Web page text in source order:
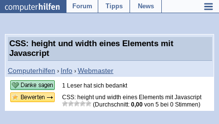
Forum Tipps News
CSS: height und width eines Elements mit
Javascript
Computerhilfen › Info › Webmaster
1 Leser hat sich bedankt
CSS: height und width eines Elements mit Javascript
(Durchschnitt: 0,00 von 5 bei 0 Stimmen)